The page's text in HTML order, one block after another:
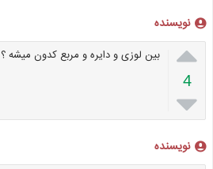
نویسنده

4

بین لوزی و دایره و مربع کدون میشه ؟
نویسنده